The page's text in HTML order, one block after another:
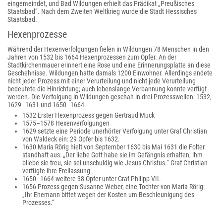
eingemeindet, und Bad Wildungen erhielt das Prädikat „Preußisches
Staatsbad“. Nach dem Zweiten Weltkrieg wurde die Stadt Hessisches
Staatsbad.
Hexenprozesse
Während der Hexenverfolgungen fielen in Wildungen 78 Menschen in den
Jahren von 1532 bis 1664 Hexenprozessen zum Opfer. An der
Stadtkirchenmauer erinnert eine Rose und eine Erinnerungsplatte an diese
Geschehnisse. Wildungen hatte damals 1200 Einwohner. Allerdings endete
nicht jeder Prozess mit einer Verurteilung und nicht jede Verurteilung
bedeutete die Hinrichtung; auch lebenslange Verbannung konnte verfügt
werden. Die Verfolgung in Wildungen geschah in drei Prozesswellen: 1532,
1629–1631 und 1650–1664.
1532 Erster Hexenprozess gegen Gertraud Muck
1575–1578 Hexenverfolgungen
1629 setzte eine Periode unerhörter Verfolgung unter Graf Christian
von Waldeck ein: 29 Opfer bis 1632.
1630 Maria Rörig hielt von September 1630 bis Mai 1631 die Folter
standhaft aus: „Der liebe Gott habe sie im Gefängnis erhalten, ihm
bliebe sie treu, sie sei unschuldig wie Jesus Christus.“ Graf Christian
verfügte ihre Freilassung.
1650–1664 weitere 38 Opfer unter Graf Philipp VII.
1656 Prozess gegen Susanne Weber, eine Tochter von Maria Rörig:
„Ihr Ehemann bittet wegen der Kosten um Beschleunigung des
Prozesses.“